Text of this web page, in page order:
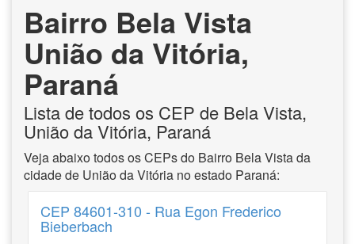
Bairro Bela Vista
União da Vitória,
Paraná
Lista de todos os CEP de Bela Vista,
União da Vitória, Paraná
Veja abaixo todos os CEPs do Bairro Bela Vista da
cidade de União da Vitória no estado Paraná:
CEP 84601-310 - Rua Egon Frederico
Bieberbach